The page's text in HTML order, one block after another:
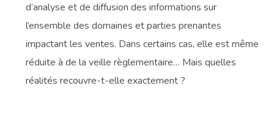
d’analyse et de diffusion des informations sur
l’ensemble des domaines et parties prenantes
impactant les ventes. Dans certains cas, elle est même
réduite à de la veille règlementaire… Mais quelles
réalités recouvre-t-elle exactement ?